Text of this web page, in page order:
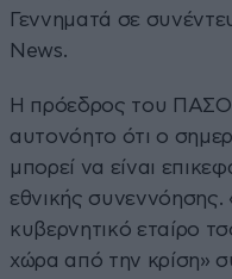
Γεννηματά σε
News.
Η πρόεδρος του ΠΑΣΟΚ
αυτονόητο ότι ο
μπορεί να είναι
εθνικής
κυβερνητικό εταίρο
χώρα από την κρίση»